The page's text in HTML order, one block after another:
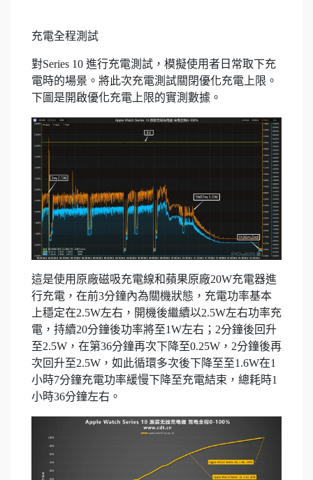
充電全程測試
對Series 10 進行充電測試，模擬使用者日常取下充
電時的場景。將此次充電測試關閉優化充電上限。
下圖是開啟優化充電上限的實測數據。
這是使用原廠磁吸充電線和蘋果原廠20W充電器進
行充電，在前3分鐘內為關機狀態，充電功率基本
上穩定在2.5W左右，開機後繼續以2.5W左右功率充
電，持續20分鐘後功率將至1W左右；2分鐘後回升
至2.5W，在第36分鐘再次下降至0.25W，2分鐘後再
次回升至2.5W，如此循環多次後下降至至1.6W在1
小時7分鐘充電功率緩慢下降至充電結束，總耗時1
小時36分鐘左右。